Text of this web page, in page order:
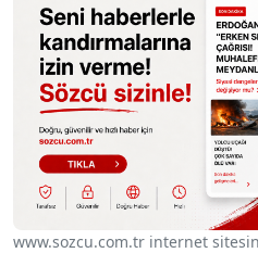
www.sozcu.com.tr internet